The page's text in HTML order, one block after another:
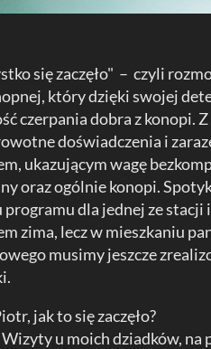
się zaczęło" – czyli
który dzięki swojej
czerpania dobra z konopi.
doświadczenia i
ukazującym wagę
oraz ogólnie konopi.
dla jednej ze
zima, lecz w mieszkaniu
musimy jeszcze
jak to się zaczęło?
Wizyty u moich dziadków, na